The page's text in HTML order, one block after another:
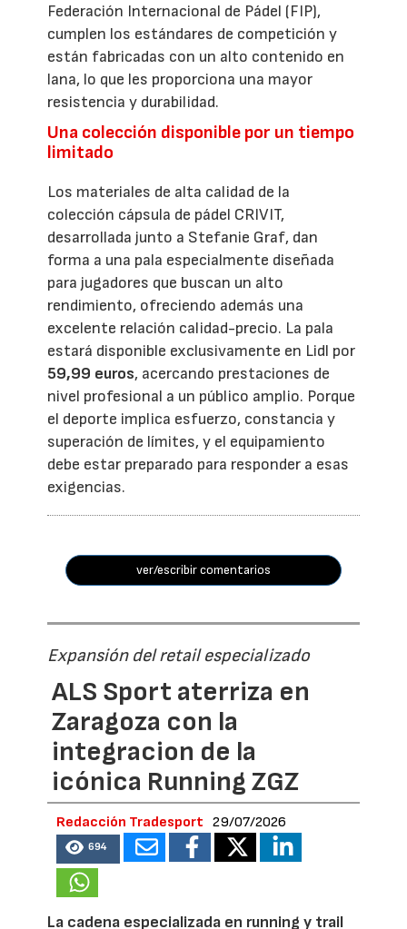
Federación Internacional de Pádel (FIP),
cumplen los estándares de competición y
están fabricadas con un alto contenido en
lana, lo que les proporciona una mayor
resistencia y durabilidad.
Una colección disponible por un tiempo
limitado
Los materiales de alta calidad de la
colección cápsula de pádel CRIVIT,
desarrollada junto a Stefanie Graf, dan
forma a una pala especialmente diseñada
para jugadores que buscan un alto
rendimiento, ofreciendo además una
excelente relación calidad-precio. La pala
estará disponible exclusivamente en Lidl por
59,99 euros, acercando prestaciones de
nivel profesional a un público amplio. Porque
el deporte implica esfuerzo, constancia y
superación de límites, y el equipamiento
debe estar preparado para responder a esas
exigencias.
ver/escribir comentarios
Expansión del retail especializado
ALS Sport aterriza en
Zaragoza con la
integracion de la
icónica Running ZGZ
Redacción Tradesport 29/07/2026
694
La cadena especializada en running y trail